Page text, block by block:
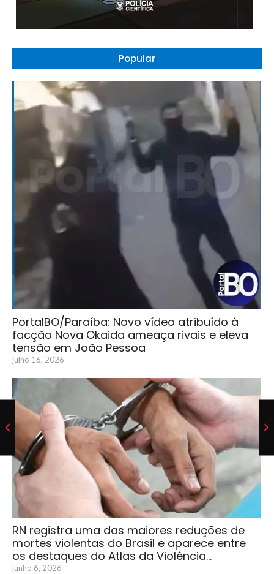
Popular
PortalBO/Paraíba: Novo vídeo atribuído à
facção Nova Okaida ameaça rivais e eleva
tensão em João Pessoa
julho 16, 2026
RN registra uma das maiores reduções de
mortes violentas do Brasil e aparece entre
os destaques do Atlas da Violência…
junho 6, 2026